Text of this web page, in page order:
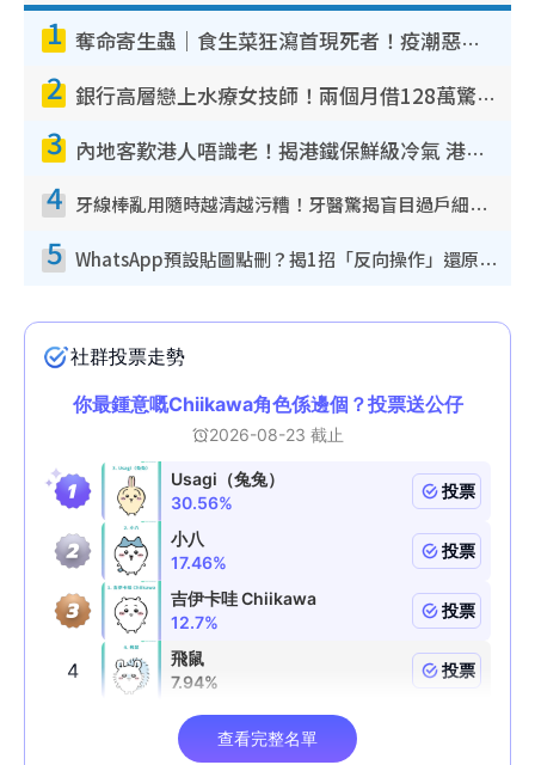
1 奪命寄生蟲｜食生菜狂瀉首現死者！疫潮惡化錄1.8萬宗病例 揭洗菜3大謬誤
2 銀行高層戀上水療女技師！兩個月借128萬驚覺「沉船」沉落火海 揭背後疑似邪教操控賣淫
3 內地客歎港人唔識老！揭港鐵保鮮級冷氣 港人求放過：咪投訴
4 牙線棒亂用隨時越清越污糟！牙醫驚揭盲目過戶細菌恐致蛀牙：呢種先係日常真保養
5 WhatsApp預設貼圖點刪？揭1招「反向操作」還原簡潔介面 附3步實測教學